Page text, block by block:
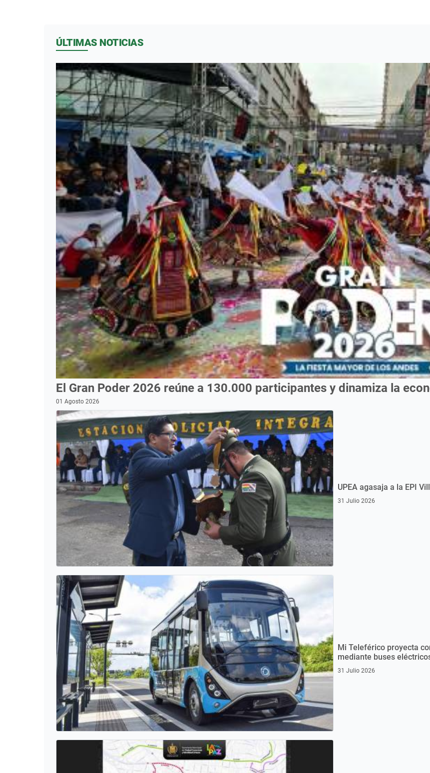
ÚLTIMAS NOTICIAS
El Gran Poder 2026 reúne a 130.000 participantes y dinamiza la
01 Agosto 2026
UPEA agasaja a la EPI
31 Julio 2026
Mi Teleférico proyecta
mediante buses
31 Julio 2026